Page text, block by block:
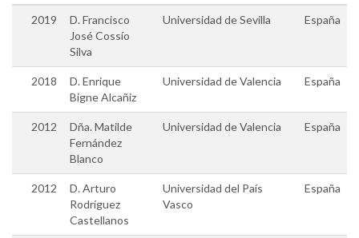
2019
D. Francisco
José Cossío
Silva
Universidad de Sevilla España
2018
D. Enrique
Bigne Alcañiz
Universidad de Valencia España
2012
Dña. Matilde
Fernández
Blanco
Universidad de Valencia España
2012
D. Arturo
Rodríguez
Castellanos
Universidad del País
Vasco
España